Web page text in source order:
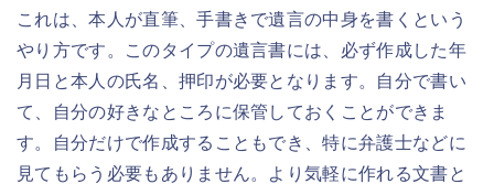
これは、本人が直筆、手書きで遺言の中身を書くという
やり方です。このタイプの遺言書には、必ず作成した年
月日と本人の氏名、押印が必要となります。自分で書い
て、自分の好きなところに保管しておくことができま
す。自分だけで作成することもでき、特に弁護士などに
見てもらう必要もありません。より気軽に作れる文書と